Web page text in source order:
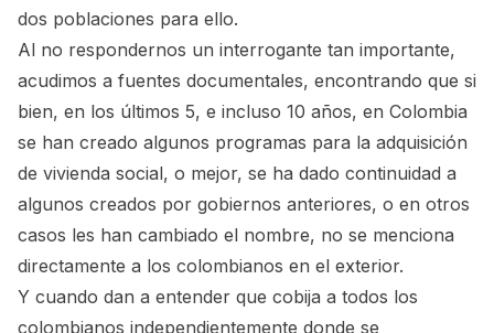
dos poblaciones para ello.
Al no respondernos un interrogante tan importante,
acudimos a fuentes documentales, encontrando que si
bien, en los últimos 5, e incluso 10 años, en Colombia
se han creado algunos programas para la adquisición
de vivienda social, o mejor, se ha dado continuidad a
algunos creados por gobiernos anteriores, o en otros
casos les han cambiado el nombre, no se menciona
directamente a los colombianos en el exterior.
Y cuando dan a entender que cobija a todos los
colombianos independientemente donde se